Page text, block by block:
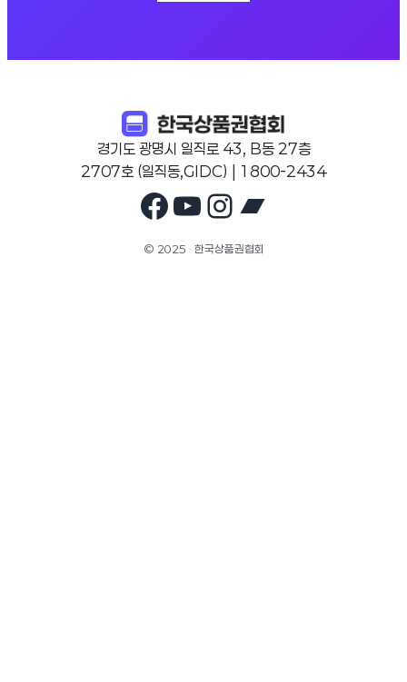
경기도 광명시 일직로 43, B동 27층
2707호 (일직동,GIDC) | 1800-2434
Facebook
YouTube
Instagram
© 2025 · 한국상품권협회